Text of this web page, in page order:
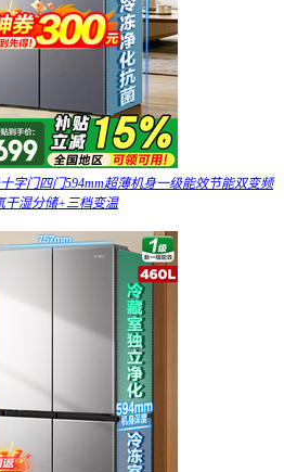
字门四门594mm超薄机身一级能效节能双变频
干湿分储+三档变温